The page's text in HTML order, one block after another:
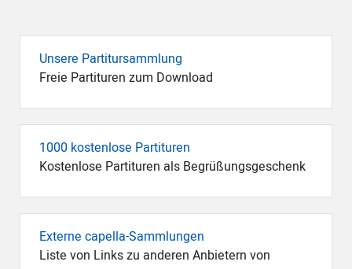
Unsere Partitursammlung
Freie Partituren zum Download
1000 kostenlose Partituren
Kostenlose Partituren als Begrüßungsgeschenk
Externe capella-Sammlungen
Liste von Links zu anderen Anbietern von